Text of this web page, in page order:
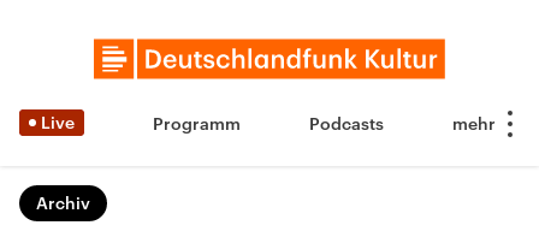
Live Programm Podcasts
Archiv